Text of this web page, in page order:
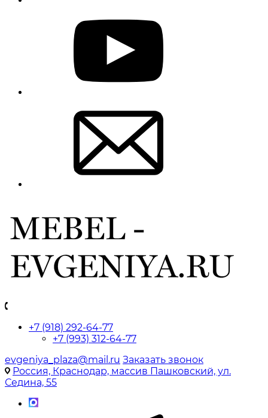
+7 (918) 292-64-77
+7 (993) 312-64-77
evgeniya_plaza@mail.ru Заказать звонок
Россия, Краснодар, массив Пашковский, ул.
Седина, 55